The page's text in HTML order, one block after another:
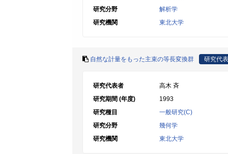
研究分野
解析学
研究機関
東北大学
自然な計量をもった主束の等長変換群 研究代
研究代表者
高木 斉
研究期間 (年度)
1993
研究種目
一般研究(C)
研究分野
幾何学
研究機関
東北大学